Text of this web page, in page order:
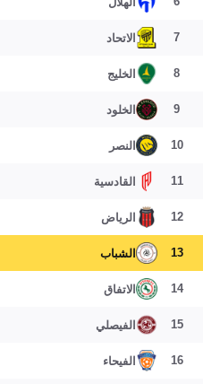
7 الاتحاد
8 الخليج
9 الخلود
10 النصر
11 القادسية
12 الرياض
13 الشباب
14 الاتفاق
15 الفيصلي
16 الفيحاء